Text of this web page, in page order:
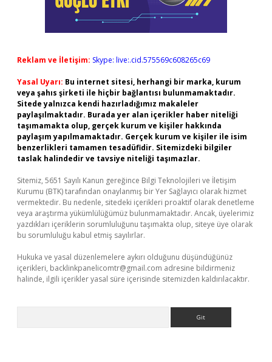
Reklam ve İletişim: Skype: live:.cid.575569c608265c69
Yasal Uyarı: Bu internet sitesi, herhangi bir marka, kurum
veya şahıs şirketi ile hiçbir bağlantısı bulunmamaktadır.
Sitede yalnızca kendi hazırladığımız makaleler
paylaşılmaktadır. Burada yer alan içerikler haber niteliği
taşımamakta olup, gerçek kurum ve kişiler hakkında
paylaşım yapılmamaktadır. Gerçek kurum ve kişiler ile isim
benzerlikleri tamamen tesadüfidir. Sitemizdeki bilgiler
taslak halindedir ve tavsiye niteliği taşımazlar.
Sitemiz, 5651 Sayılı Kanun gereğince Bilgi Teknolojileri ve İletişim
Kurumu (BTK) tarafından onaylanmış bir Yer Sağlayıcı olarak hizmet
vermektedir. Bu nedenle, sitedeki içerikleri proaktif olarak denetleme
veya araştırma yükümlülüğümüz bulunmamaktadır. Ancak, üyelerimiz
yazdıkları içeriklerin sorumluluğunu taşımakta olup, siteye üye olarak
bu sorumluluğu kabul etmiş sayılırlar.
Hukuka ve yasal düzenlemelere aykırı olduğunu düşündüğünüz
içerikleri, backlinkpanelicomtr@gmail.com adresine bildirmeniz
halinde, ilgili içerikler yasal süre içerisinde sitemizden kaldırılacaktır.